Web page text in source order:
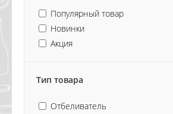
Популярный товар
Новинки
Акция
Тип товара
Отбеливатель